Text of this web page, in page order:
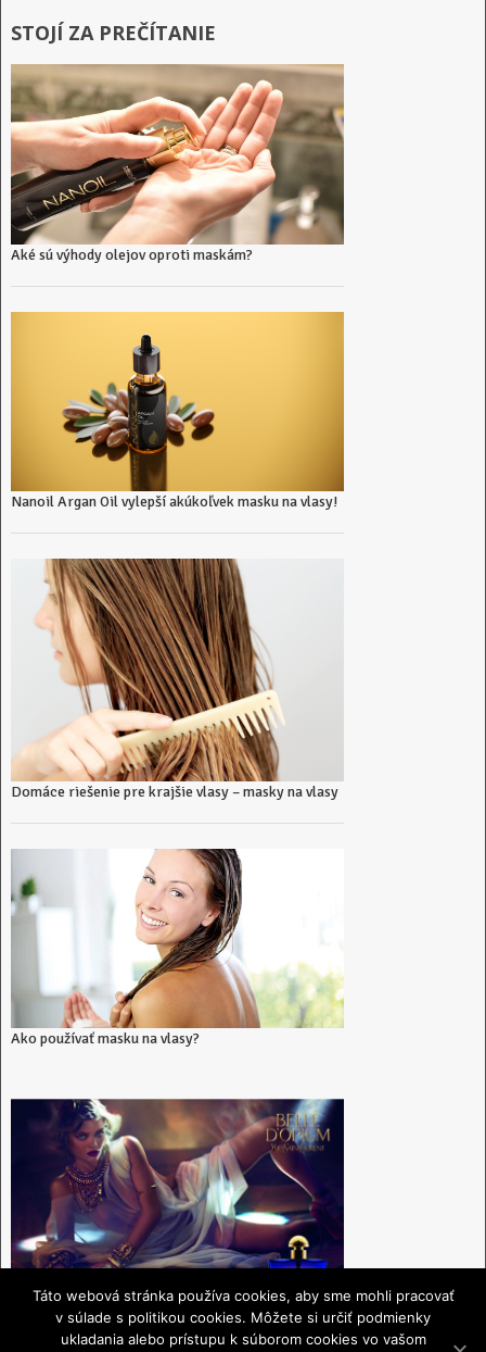
STOJÍ ZA PREČÍTANIE
Aké sú výhody olejov oproti maskám?
Nanoil Argan Oil vylepší akúkoľvek masku na vlasy!
Domáce riešenie pre krajšie vlasy – masky na vlasy
Ako používať masku na vlasy?
Táto webová stránka používa cookies, aby sme mohli pracovať
v súlade s politikou cookies. Môžete si určiť podmienky
ukladania alebo prístupu k súborom cookies vo vašom